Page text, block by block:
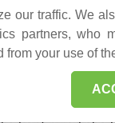
our traffic. We
partners, who
your use of
Win-Ansatz
und
Ein